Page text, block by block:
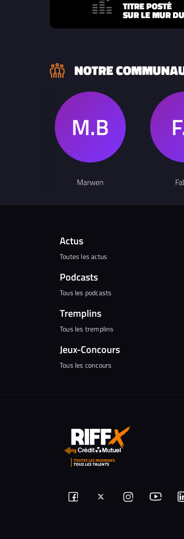
TITRE POSTÉ
SUR LE MUR
NOTRE
Marwen
Actus
Toutes les actus
Podcasts
Tous les podcasts
Tremplins
Tous les tremplins
Jeux-Concours
Tous les concours
Suivez-Suivez-Nous
Nous